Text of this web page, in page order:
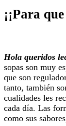
¡¡Para
Hola queridos
sopas son muy
que son
tanto, también
cualidades les
cada día. Las
como sus